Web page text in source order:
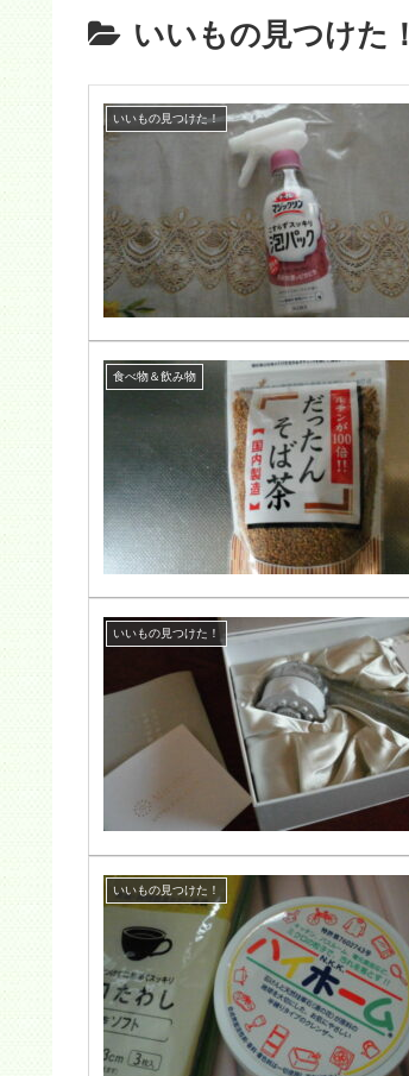
いいもの見つけた！
いいもの見つけた！
食べ物＆飲み物
いいもの見つけた！
いいもの見つけた！